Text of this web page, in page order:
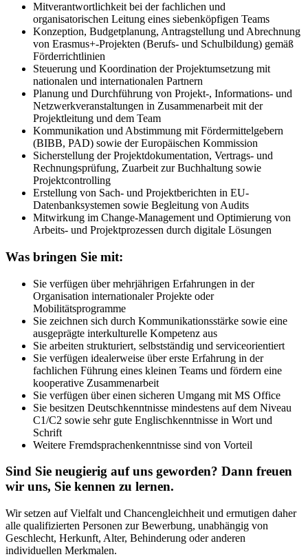
Mitverantwortlichkeit bei der fachlichen und
organisatorischen Leitung eines siebenköpfigen Teams
Konzeption, Budgetplanung, Antragstellung und Abrechnung
von Erasmus+-Projekten (Berufs- und Schulbildung) gemäß
Förderrichtlinien
Steuerung und Koordination der Projektumsetzung mit
nationalen und internationalen Partnern
Planung und Durchführung von Projekt-, Informations- und
Netzwerkveranstaltungen in Zusammenarbeit mit der
Projektleitung und dem Team
Kommunikation und Abstimmung mit Fördermittelgebern
(BIBB, PAD) sowie der Europäischen Kommission
Sicherstellung der Projektdokumentation, Vertrags- und
Rechnungsprüfung, Zuarbeit zur Buchhaltung sowie
Projektcontrolling
Erstellung von Sach- und Projektberichten in EU-
Datenbanksystemen sowie Begleitung von Audits
Mitwirkung im Change-Management und Optimierung von
Arbeits- und Projektprozessen durch digitale Lösungen
Was bringen Sie mit:
Sie verfügen über mehrjährigen Erfahrungen in der
Organisation internationaler Projekte oder
Mobilitätsprogramme
Sie zeichnen sich durch Kommunikationsstärke sowie eine
ausgeprägte interkulturelle Kompetenz aus
Sie arbeiten strukturiert, selbstständig und serviceorientiert
Sie verfügen idealerweise über erste Erfahrung in der
fachlichen Führung eines kleinen Teams und fördern eine
kooperative Zusammenarbeit
Sie verfügen über einen sicheren Umgang mit MS Office
Sie besitzen Deutschkenntnisse mindestens auf dem Niveau
C1/C2 sowie sehr gute Englischkenntnisse in Wort und
Schrift
Weitere Fremdsprachenkenntnisse sind von Vorteil
Sind Sie neugierig auf uns geworden? Dann freuen
wir uns, Sie kennen zu lernen.
Wir setzen auf Vielfalt und Chancengleichheit und ermutigen daher
alle qualifizierten Personen zur Bewerbung, unabhängig von
Geschlecht, Herkunft, Alter, Behinderung oder anderen
individuellen Merkmalen.